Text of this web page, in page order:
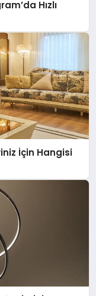
Hızlı
İçin Hangisi